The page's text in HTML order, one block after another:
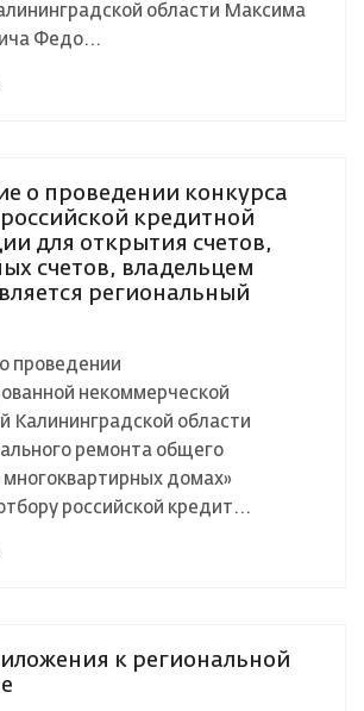
области Максима
Федо...
о проведении конкурса
кредитной
для открытия счетов,
счетов, владельцем
региональный
проведении
некоммерческой
Калининградской области
ремонта общего
домах»
российской кредит...
к региональной